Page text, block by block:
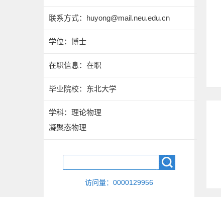
联系方式： huyong@mail.neu.edu.cn
学位：博士
在职信息：在职
毕业院校：东北大学
学科：理论物理
凝聚态物理
访问量： 0000129956